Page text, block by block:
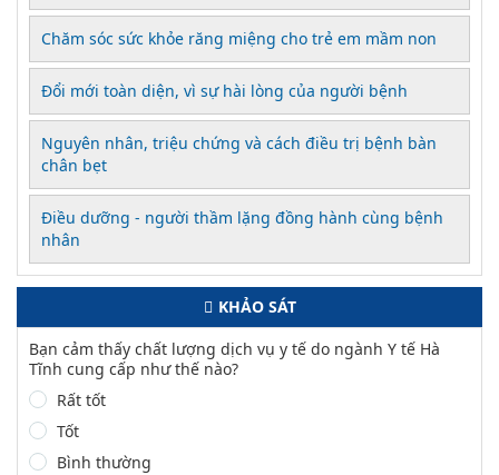
Chăm sóc sức khỏe răng miệng cho trẻ em mầm non
Đổi mới toàn diện, vì sự hài lòng của người bệnh
Nguyên nhân, triệu chứng và cách điều trị bệnh bàn
chân bẹt
Điều dưỡng - người thầm lặng đồng hành cùng bệnh
nhân
KHẢO SÁT
Bạn cảm thấy chất lượng dịch vụ y tế do ngành Y tế Hà
Tĩnh cung cấp như thế nào?
Rất tốt
Tốt
Bình thường